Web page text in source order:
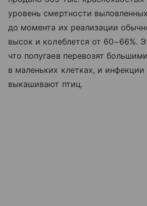
уровень смертности
до момента их реализации
высок и колеблется от 60−66%.
что попугаев перевозят
в маленьких клетках, и инфекции
выкашивают птиц.